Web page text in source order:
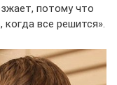
потому что
все решится».